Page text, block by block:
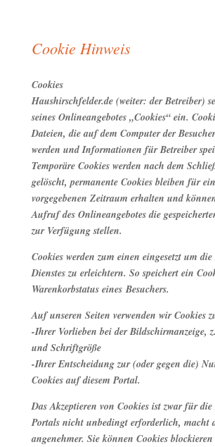
Cookie Hinweis
Cookies
Haushirschfelder.de (weiter: der Betreiber)
seines Onlineangebotes „Cookies“ ein.
Dateien, die auf dem Computer der
werden und Informationen für Betreiber
Temporäre Cookies werden nach dem
gelöscht, permanente Cookies bleiben für
vorgegebenen Zeitraum erhalten und
Aufruf des Onlineangebotes die
zur Verfügung stellen.
Cookies werden zum einen eingesetzt um
Dienstes zu erleichtern. So speichert ein
Warenkorbstatus eines Besuchers.
Auf unseren Seiten verwenden wir Cookies
-Ihrer Vorlieben bei der Bildschirmanzeige,
und Schriftgröße
-Ihrer Entscheidung zur (oder gegen die)
Cookies auf diesem Portal.
Das Akzeptieren von Cookies ist zwar für
Portals nicht unbedingt erforderlich, macht
angenehmer. Sie können Cookies